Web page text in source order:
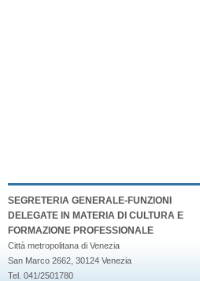
SEGRETERIA GENERALE-FUNZIONI
DELEGATE IN MATERIA DI CULTURA E
FORMAZIONE PROFESSIONALE
Città metropolitana di Venezia
San Marco 2662, 30124 Venezia
Tel. 041/2501780